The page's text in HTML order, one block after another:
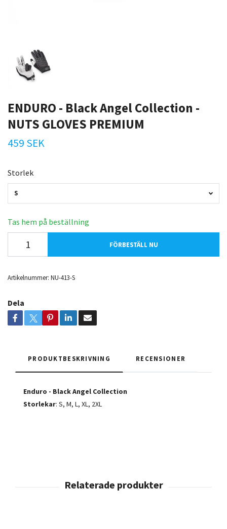
ENDURO - Black Angel Collection -
NUTS GLOVES PREMIUM
459 SEK
Storlek
S
Tas hem på beställning
FÖRBESTÄLL NU
Artikelnummer: NU-413-S
Dela
PRODUKTBESKRIVNING RECENSIONER
Enduro - Black Angel Collection
Storlekar: S, M, L, XL, 2XL